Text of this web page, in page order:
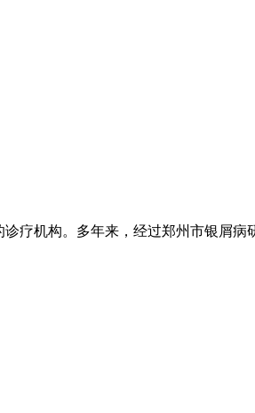
疗机构。多年来，经过郑州市银屑